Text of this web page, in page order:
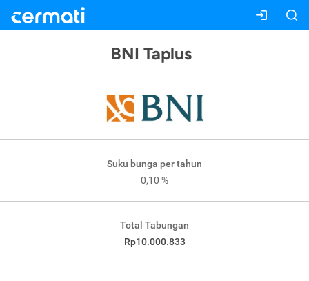
BNI Taplus
Suku bunga per tahun
0,10 %
Total Tabungan
Rp10.000.833